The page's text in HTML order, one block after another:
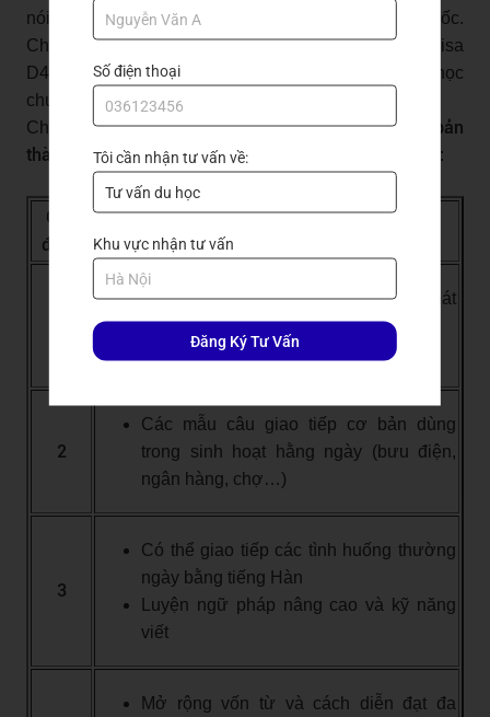
nói – đọc – viết và trải nghiệm văn hoá Hàn Quốc.
Chương trình này phù hợp với du học sinh đăng ký Visa
D4-1 – visa du học tiếng Hàn chuyên sâu trước khi học
chuyên ngành.
Chương trình được chia thành nhiều cấp độ từ
cơ bản
thành nâng cao, mỗi cấp độ kéo dài :
Giai
đoạn
Học bảng chữ cái tiếng Hàn, cách phát
âm
Cấu trúc câu cơ bản, có thể giao tiếp
2
Các mẫu câu giao tiếp cơ bản dùng
trong sinh hoạt hằng ngày (bưu điện,
ngân hàng, chợ…)
3
Có thể giao tiếp các tình huống thường
ngày bằng tiếng Hàn
Luyện ngữ pháp nâng cao và kỹ năng
viết
Mở rộng vốn từ và cách diễn đạt đa
Số điện thoại
Tôi cần nhận tư vấn về:
Khu vực nhận tư vấn
Đăng Ký Tư Vấn